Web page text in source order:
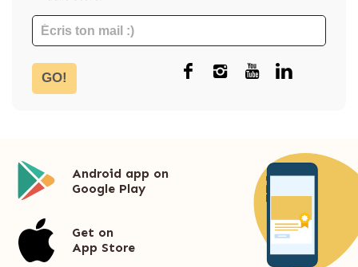
GO!
Android app on
Google Play
Get on
App Store